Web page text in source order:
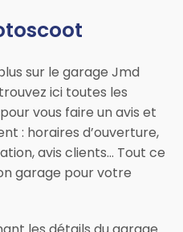
sur le garage Jmd
ici toutes les
vous faire un avis et
: horaires d’ouverture,
avis clients… Tout ce
garage pour votre